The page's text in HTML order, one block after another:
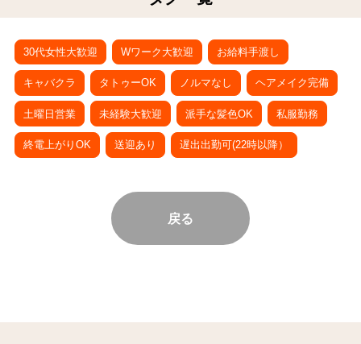
30代女性大歓迎 Wワーク大歓迎 お給料手渡し
キャバクラ タトゥーOK ノルマなし ヘアメイク完備
土曜日営業 未経験大歓迎 派手な髪色OK 私服勤務
終電上がりOK 送迎あり 遅出出勤可(22時以降）
戻る